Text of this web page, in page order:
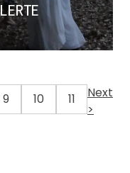
9 10 11
Next
>